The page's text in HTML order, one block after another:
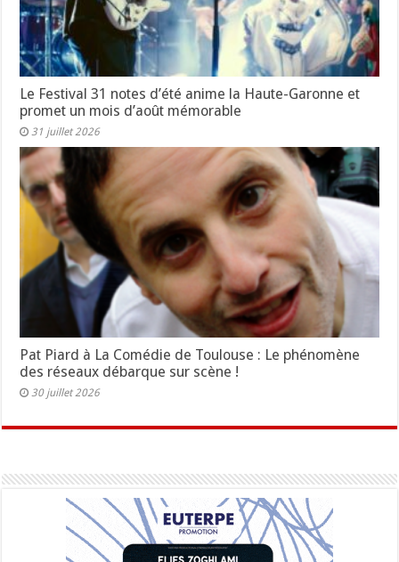
Le Festival 31 notes d’été anime la Haute-Garonne et
promet un mois d’août mémorable
31 juillet 2026
Pat Piard à La Comédie de Toulouse : Le phénomène
des réseaux débarque sur scène !
30 juillet 2026